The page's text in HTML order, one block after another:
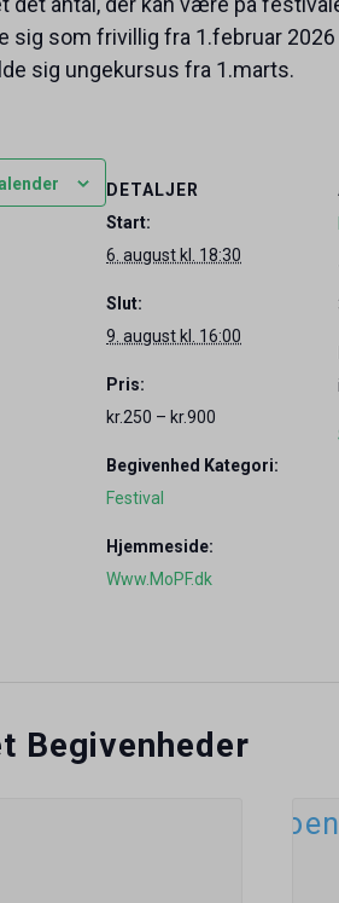
sig som frivillig fra 1.februar 2026
sig ungekursus fra 1.marts.
DETALJER
Start:
6. august kl. 18:30
Slut:
9. august kl. 16:00
Pris:
kr.250 – kr.900
Begivenhed Kategori:
Festival
Hjemmeside:
Www.MoPF.dk
Begivenheder